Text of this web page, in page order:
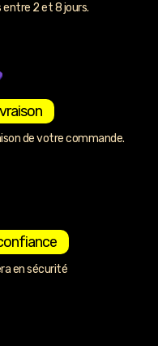
entre 2 et 8 jours.
de votre commande.
en sécurité